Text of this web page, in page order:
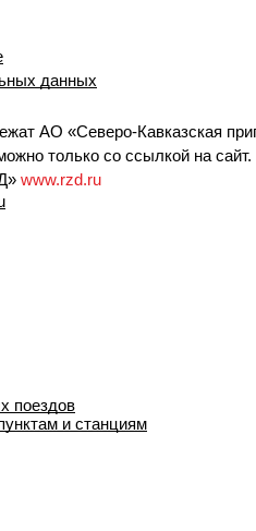
данных
АО «Северо-Кавказская
только со ссылкой на сайт.
www.rzd.ru
поездов
и станциям